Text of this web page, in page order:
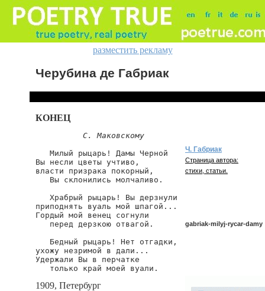
разместить рекламу
Черубина де Габриак
КОНЕЦ
С. Маковскому
   Милый рыцарь! Дамы Черной
Вы несли цветы учтиво,
власти призрака покорный,
   Вы склонились молчаливо.
   Храбрый рыцарь! Вы дерзнули
приподнять вуаль мой шпагой...
Гордый мой венец согнули
   перед дерзкою отвагой.
   Бедный рыцарь! Нет отгадки,
ухожу незримой в дали...
Удержали Вы в перчатке
   только край моей вуали.
1909, Петербург
Ч. Габриак
Страница автора:
стихи, статьи.
gabriak-milyj-rycar-damy